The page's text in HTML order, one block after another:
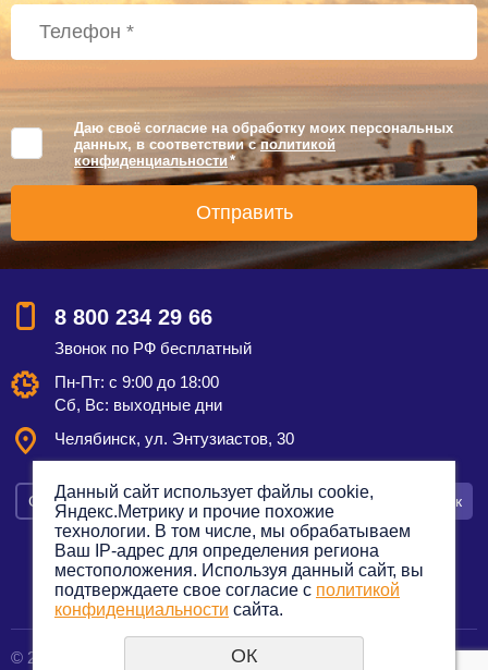
Даю своё согласие на обработку моих персональных
данных, в соответствии сполитикой
конфиденциальности *
8 800 234 29 66
Звонок по РФ бесплатный
Пн-Пт: с 9:00 до 18:00
Сб, Вс: выходные дни
Челябинск, ул. Энтузиастов, 30
Смотреть на карте Оставить заявку Заказать звонок
Политика конфиденциальности
© 2012—2023. Все права защищены.
Данный сайт использует файлы cookie,
Яндекс.Метрику и прочие похожие
технологии. В том числе, мы обрабатываем
Ваш IP-адрес для определения региона
местоположения. Используя данный сайт, вы
подтверждаете свое согласие с политикой
конфиденциальности сайта.
ОК